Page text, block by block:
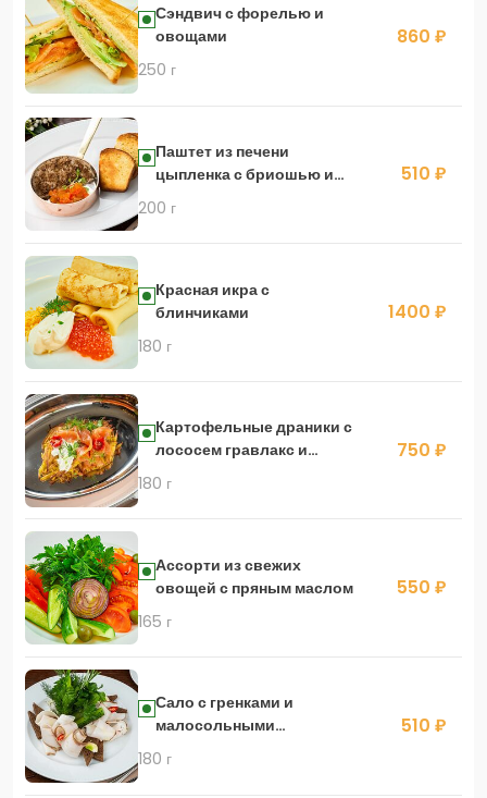
Сэндвич с форелью и
овощами
250 г
860 ₽
Паштет из печени
цыпленка с бриошью и
тыквенным конфитюром
200 г
510 ₽
Красная икра с
блинчиками
180 г
1400 ₽
Картофельные драники с
лососем гравлакс и
сыром страчателла
180 г
750 ₽
Ассорти из свежих
овощей с пряным маслом
165 г
550 ₽
Сало с гренками и
малосольными
огурчиками
180 г
510 ₽